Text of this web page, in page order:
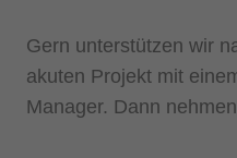
Gern unterstützen wir
akuten Projekt mit
Manager. Dann